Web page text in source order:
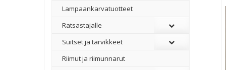
Lampaankarvatuotteet
Ratsastajalle
Suitset ja tarvikkeet
Riimut ja riimunnarut